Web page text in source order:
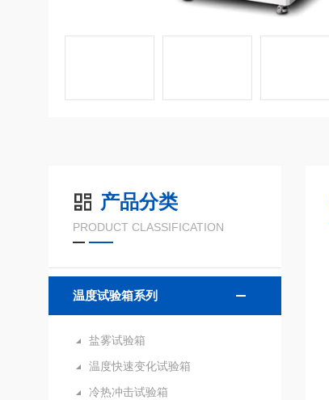
产品分类
PRODUCT CLASSIFICATION
温度试验箱系列
盐雾试验箱
温度快速变化试验箱
冷热冲击试验箱